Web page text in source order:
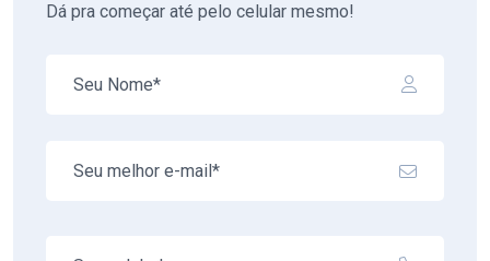
Dá pra começar até pelo celular mesmo!